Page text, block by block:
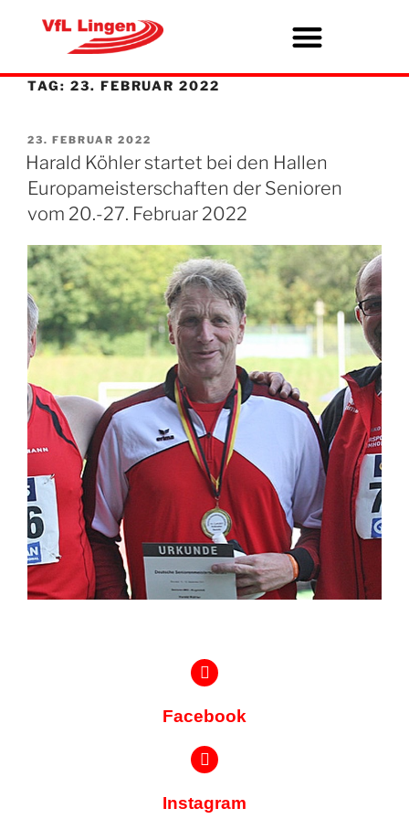
TAG: 23. FEBRUAR 2022
23. FEBRUAR 2022
Harald Köhler startet bei den Hallen
Europameisterschaften der Senioren
vom 20.-27. Februar 2022
Facebook
Instagram